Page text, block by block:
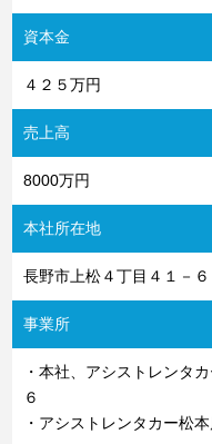
資本金
４２５万円
売上高
8000万円
本社所在地
長野市上松４丁目４１－６
事業所
・本社、アシストレンタ
６
・アシストレンタカー松